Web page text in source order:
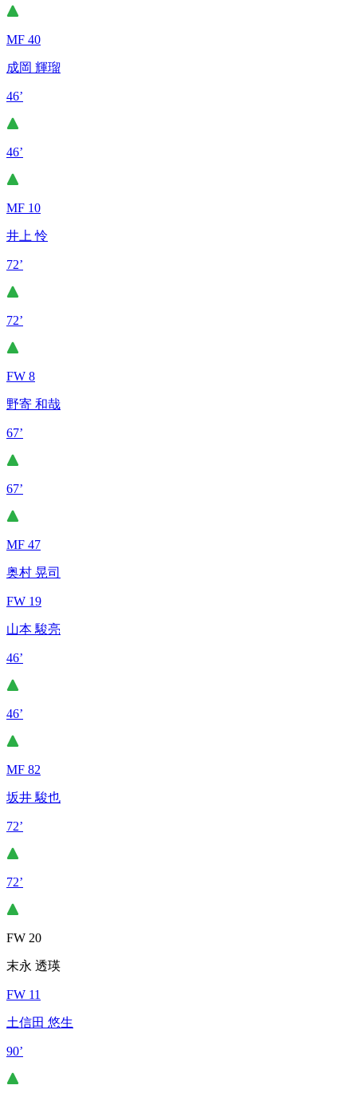
MF 40
成岡 輝瑠
46’
46’
MF 10
井上 怜
72’
72’
FW 8
野寄 和哉
67’
67’
MF 47
奥村 晃司
FW 19
山本 駿亮
46’
46’
MF 82
坂井 駿也
72’
72’
FW 20
末永 透瑛
FW 11
土信田 悠生
90’